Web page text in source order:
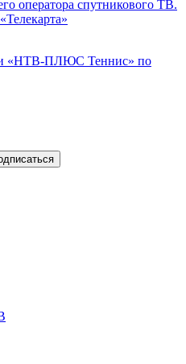
оператора спутникового ТВ.
и «НТВ-ПЛЮС Теннис» по